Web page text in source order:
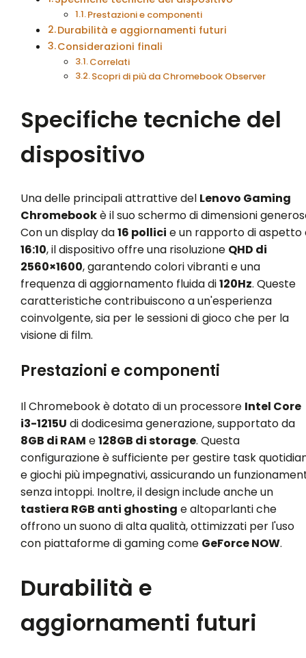
Prestazioni e componenti
Durabilità e aggiornamenti futuri
Considerazioni finali
Correlati
Scopri di più da Chromebook Observer
Specifiche tecniche del
dispositivo
Una delle principali attrattive del Lenovo Gaming
Chromebookè il suo schermo di dimensioni
Con un display da16 pollici e un rapporto di aspetto
16:10, il dispositivo offre una risoluzione QHD di
2560×1600, garantendo colori vibranti e una
frequenza di aggiornamento fluida di120Hz. Queste
caratteristiche contribuiscono a un'esperienza
coinvolgente, sia per le sessioni di gioco che per la
visione di film.
Prestazioni e componenti
Il Chromebook è dotato di un processore Intel Core
i3-1215U di dodicesima generazione, supportato da
8GB di RAM e128GB di storage. Questa
configurazione è sufficiente per gestire task
e giochi più impegnativi, assicurando un
senza intoppi. Inoltre, il design include anche un
tastiera RGB anti ghosting e altoparlanti che
offrono un suono di alta qualità, ottimizzati per l'uso
con piattaforme di gaming come GeForce NOW.
Durabilità e
aggiornamenti futuri